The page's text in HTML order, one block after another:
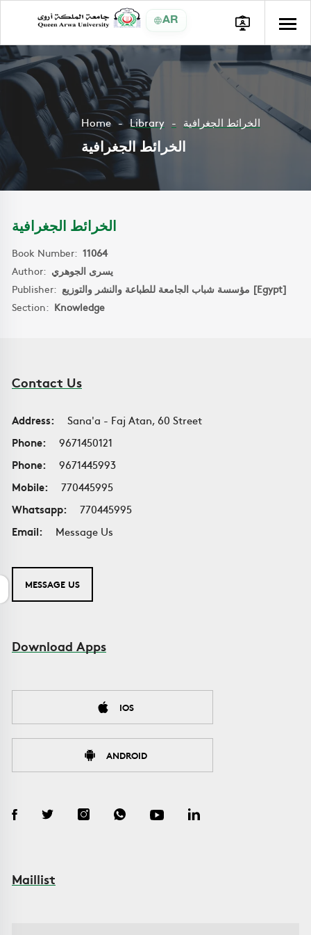
AR
Home Library الخرائط الجغرافية
الخرائط الجغرافية
الخرائط الجغرافية
Book Number: 11064
Author: يسرى الجوهري
Publisher:
مؤسسة شباب الجامعة للطباعة والنشر والتوزيع [Egypt]
Section: Knowledge
Contact Us
Address:
Sana'a - Faj Atan, 60 Street
Phone:
9671450121
Phone:
9671445993
Mobile:
770445995
Whatsapp:
770445995
Email:
Message Us
MESSAGE US
Download Apps
IOS
ANDROID
Maillist